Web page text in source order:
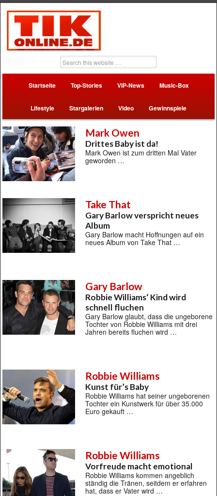
Startseite Top-Stories VIP-News Music-Box
Lifestyle Stargalerien Video Gewinnspiele
Mark Owen
Drittes Baby ist da!
Mark Owen ist zum dritten Mal Vater
geworden …
Take That
Gary Barlow verspricht neues
Album
Gary Barlow macht Hoffnungen auf ein
neues Album von Take That …
Gary Barlow
Robbie Williams‘ Kind wird
schnell fluchen
Gary Barlow glaubt, dass die ungeborene
Tochter von Robbie Williams mit drei
Jahren bereits fluchen wird …
Robbie Williams
Kunst für’s Baby
Robbie Williams hat seiner ungeborenen
Tochter ein Kunstwerk für über 35.000
Euro gekauft …
Robbie Williams
Vorfreude macht emotional
Robbie Williams kommen angeblich
ständig die Tränen, seitdem er erfahren
hat, dass er Vater wird …